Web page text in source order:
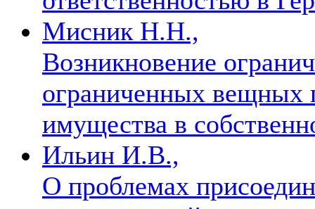
Мисник Н.Н.,
Возникновение
ограниченных вещных
имущества в
Ильин И.В.,
О проблемах